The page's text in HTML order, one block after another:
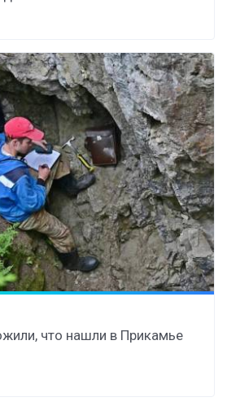
что нашли в Прикамье